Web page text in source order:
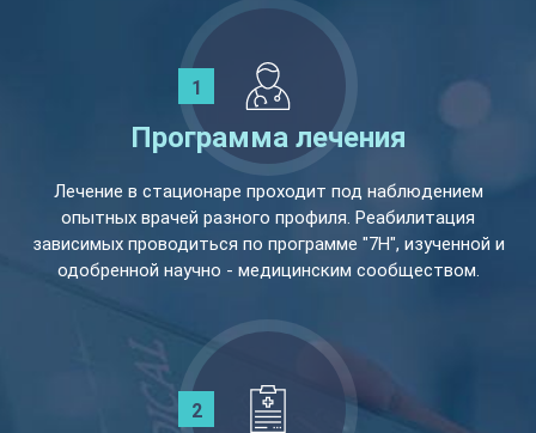
Программа лечения
Лечение в стационаре проходит под наблюдением
опытных врачей разного профиля. Реабилитация
зависимых проводиться по программе "7Н", изученной и
одобренной научно - медицинским сообществом.